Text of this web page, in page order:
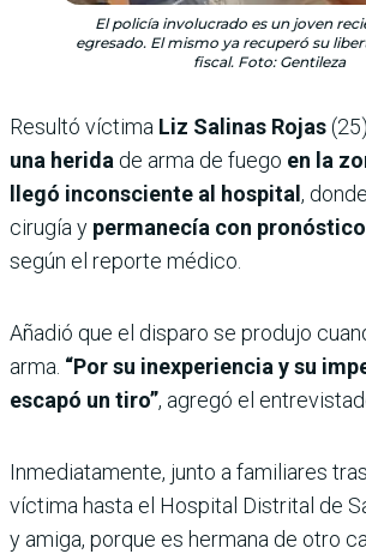
El policía involucrado es un joven
egresado. El mismo ya recuperó su
fiscal. Foto: Gentileza
Resultó víctima Liz Salinas Rojas
una herida de arma de fuego en la
llegó inconsciente al hospital ,
cirugía y permanecía con
según el reporte médico.
Añadió que el disparo se produjo
arma. “Por su inexperiencia y su
escapó un tiro”, agregó el
Inmediatamente, junto a familiares
víctima hasta el Hospital Distrital de
y amiga, porque es hermana de otro